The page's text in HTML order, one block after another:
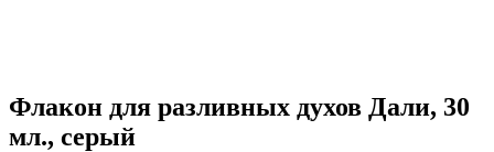
Флакон для разливных духов Дали, 30
мл., серый